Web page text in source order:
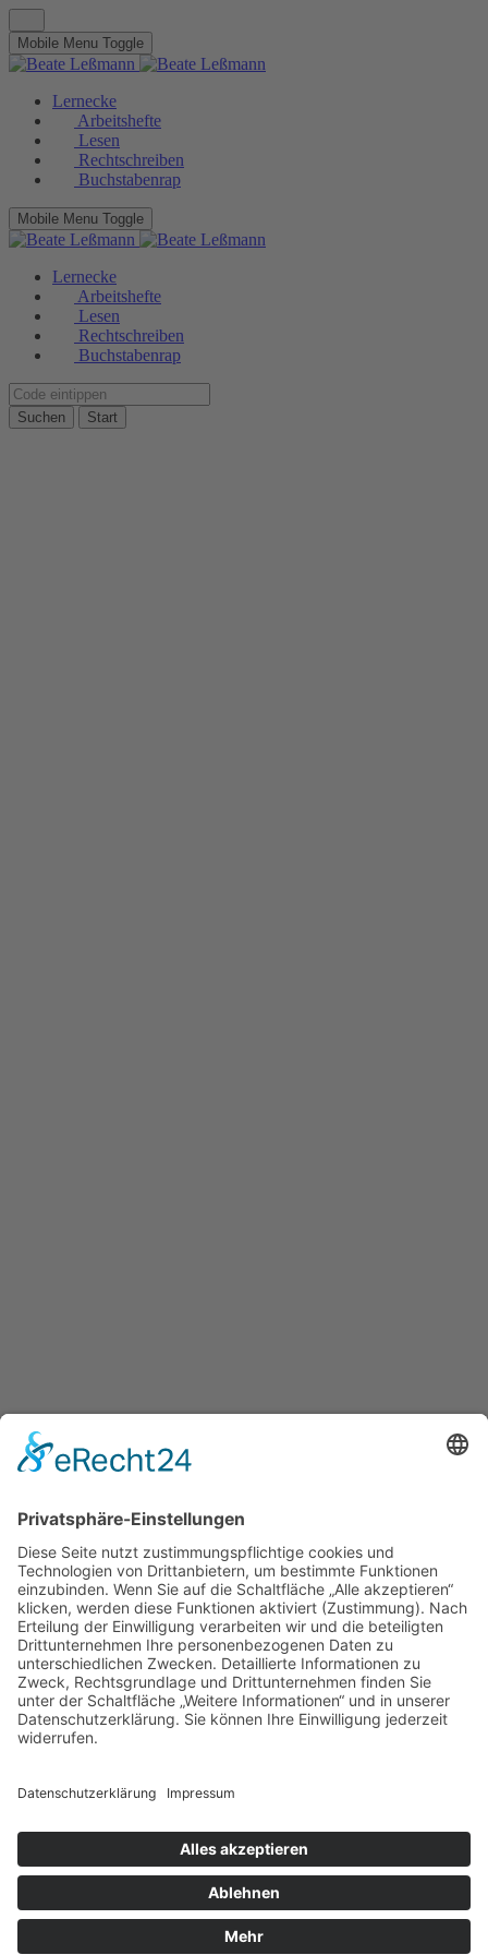
Mobile Menu Toggle
Lernecke
Arbeitshefte
Lesen
Rechtschreiben
Buchstabenrap
Mobile Menu Toggle
Lernecke
Arbeitshefte
Lesen
Rechtschreiben
Buchstabenrap
Suchen Start
Startseite Beate Leßmann
Datenschutz
Impressum
© Beate Leßmann 2026
Mobile Menu Toggle
Arbeitshefte
Arbeitsheft 2
Arbeitsheft 3
Lesen
Blitzlesen
Leselisten
Lese-Hör-Texte
Rechtschreiben